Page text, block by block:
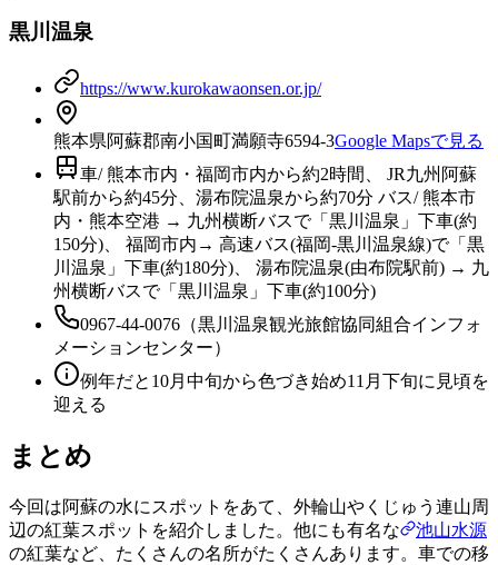
黒川温泉
https://www.kurokawaonsen.or.jp/
熊本県阿蘇郡南小国町満願寺6594-3Google Mapsで見る
車/ 熊本市内・福岡市内から約2時間、 JR九州阿蘇
駅前から約45分、湯布院温泉から約70分 バス/ 熊本市
内・熊本空港 → 九州横断バスで「黒川温泉」下車(約
150分)、 福岡市内→ 高速バス(福岡-黒川温泉線)で「黒
川温泉」下車(約180分)、 湯布院温泉(由布院駅前) → 九
州横断バスで「黒川温泉」下車(約100分)
0967-44-0076（黒川温泉観光旅館協同組合インフォ
メーションセンター）
例年だと10月中旬から色づき始め11月下旬に見頃を
迎える
まとめ
今回は阿蘇の水にスポットをあて、外輪山やくじゅう連山周
辺の紅葉スポットを紹介しました。他にも有名な
池山水源
の紅葉など、たくさんの名所がたくさんあります。車での移